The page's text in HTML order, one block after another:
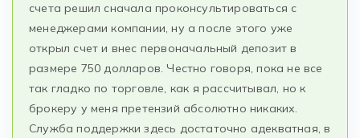
счета решил сначала проконсультироваться с
менеджерами компании, ну а после этого уже
открыл счет и внес первоначальный депозит в
размере 750 долларов. Честно говоря, пока не все
так гладко по торговле, как я рассчитывал, но к
брокеру у меня претензий абсолютно никаких.
Служба поддержки здесь достаточно адекватная, в